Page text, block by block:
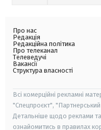
Про нас
Редакція
Редакційна політика
Про телеканал
Телеведучі
Вакансії
Структура власності
Всі комерційні рекламні
"Спецпроєкт",
Детальніше щодо реклами
ознайомитись в правилах